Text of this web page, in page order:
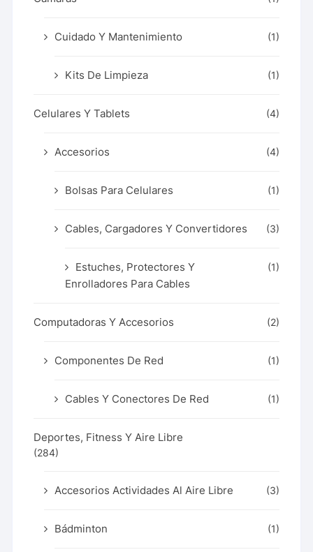
Cuidado Y Mantenimiento (1)
Kits De Limpieza (1)
Celulares Y Tablets (4)
Accesorios (4)
Bolsas Para Celulares (1)
Cables, Cargadores Y Convertidores (3)
Estuches, Protectores Y
Enrolladores Para Cables
(1)
Computadoras Y Accesorios (2)
Componentes De Red (1)
Cables Y Conectores De Red (1)
Deportes, Fitness Y Aire Libre
(284)
Accesorios Actividades Al Aire Libre (3)
Bádminton (1)